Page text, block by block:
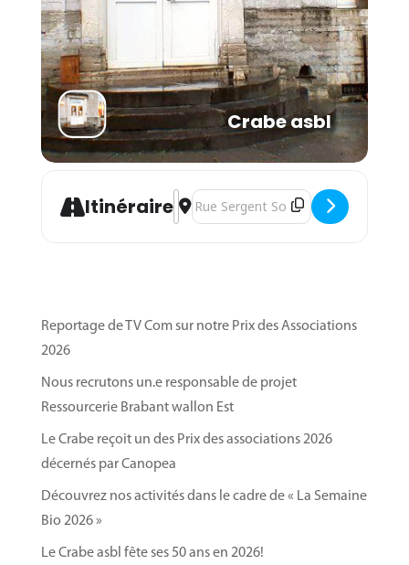
Pour s’inscrireà une date souhaitée,
contactez-nous au 010/81.40.50.
Crabe asbl
ItinéraireAddress - Atelier informatique et
Destination Address - Atelier
Reportage de TV Com sur notre Prix des Associations
2026
Nous recrutons un.e responsable de projet
Ressourcerie Brabant wallon Est
Le Crabe reçoit un des Prix des associations 2026
décernés par Canopea
Découvrez nos activités dans le cadre de « La Semaine
Bio 2026 »
Le Crabe asbl fête ses 50 ans en 2026!